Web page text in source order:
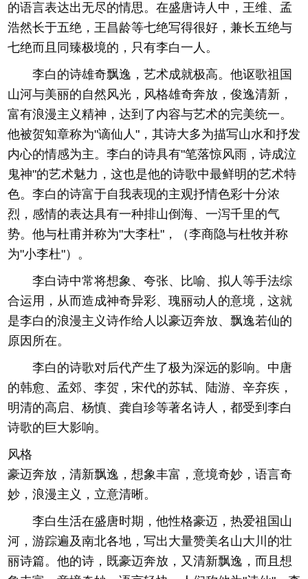
的语言表达出无尽的情思。在盛唐诗人中，王维、孟
浩然长于五绝，王昌龄等七绝写得很好，兼长五绝与
七绝而且同臻极境的，只有李白一人。
李白的诗雄奇飘逸，艺术成就极高。他讴歌祖国
山河与美丽的自然风光，风格雄奇奔放，俊逸清新，
富有浪漫主义精神，达到了内容与艺术的完美统一。
他被贺知章称为"谪仙人"，其诗大多为描写山水和抒发
内心的情感为主。李白的诗具有"笔落惊风雨，诗成泣
鬼神"的艺术魅力，这也是他的诗歌中最鲜明的艺术特
色。李白的诗富于自我表现的主观抒情色彩十分浓
烈，感情的表达具有一种排山倒海、一泻千里的气
势。他与杜甫并称为"大李杜"，（李商隐与杜牧并称
为"小李杜"）。
李白诗中常将想象、夸张、比喻、拟人等手法综
合运用，从而造成神奇异彩、瑰丽动人的意境，这就
是李白的浪漫主义诗作给人以豪迈奔放、飘逸若仙的
原因所在。
李白的诗歌对后代产生了极为深远的影响。中唐
的韩愈、孟郊、李贺，宋代的苏轼、陆游、辛弃疾，
明清的高启、杨慎、龚自珍等著名诗人，都受到李白
诗歌的巨大影响。
风格
豪迈奔放，清新飘逸，想象丰富，意境奇妙，语言奇
妙，浪漫主义，立意清晰。
李白生活在盛唐时期，他性格豪迈，热爱祖国山
河，游踪遍及南北各地，写出大量赞美名山大川的壮
丽诗篇。他的诗，既豪迈奔放，又清新飘逸，而且想